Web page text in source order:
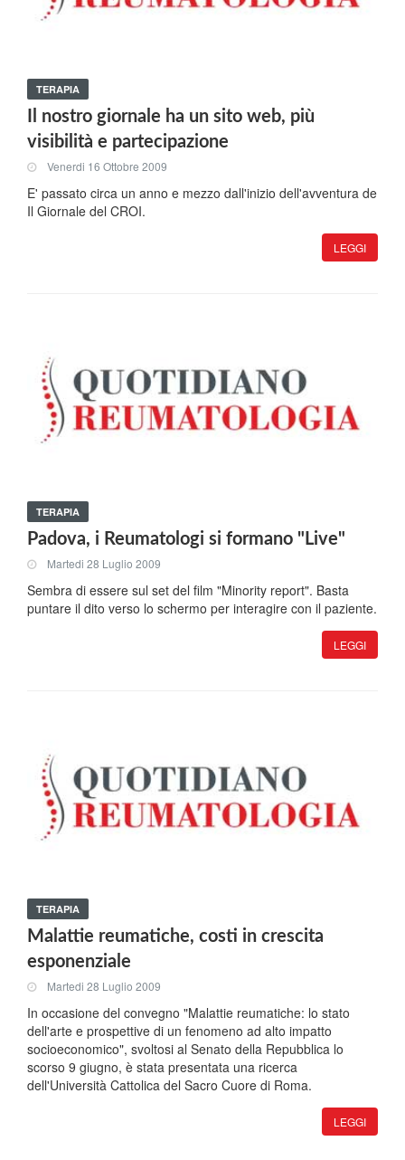
TERAPIA
Il nostro giornale ha un sito web, più
visibilità e partecipazione
Venerdi 16 Ottobre 2009
E' passato circa un anno e mezzo dall'inizio dell'avventura de
Il Giornale del CROI.
LEGGI
TERAPIA
Padova, i Reumatologi si formano "Live"
Martedi 28 Luglio 2009
Sembra di essere sul set del film "Minority report". Basta
puntare il dito verso lo schermo per interagire con il paziente.
LEGGI
TERAPIA
Malattie reumatiche, costi in crescita
esponenziale
Martedi 28 Luglio 2009
In occasione del convegno "Malattie reumatiche: lo stato
dell'arte e prospettive di un fenomeno ad alto impatto
socioeconomico", svoltosi al Senato della Repubblica lo
scorso 9 giugno, è stata presentata una ricerca
dell'Università Cattolica del Sacro Cuore di Roma.
LEGGI